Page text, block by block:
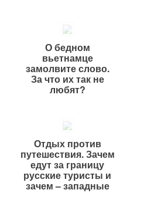
О бедном
вьетнамце
замолвите слово.
За что их так не
любят?
Отдых против
путешествия. Зачем
едут за границу
русские туристы и
зачем – западные